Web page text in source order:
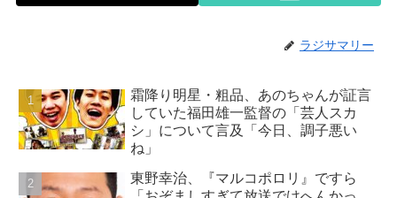
ラジサマリー
霜降り明星・粗品、あのちゃんが証言
していた福田雄一監督の「芸人スカ
シ」について言及「今日、調子悪い
ね」
東野幸治、『マルコポロリ』ですら